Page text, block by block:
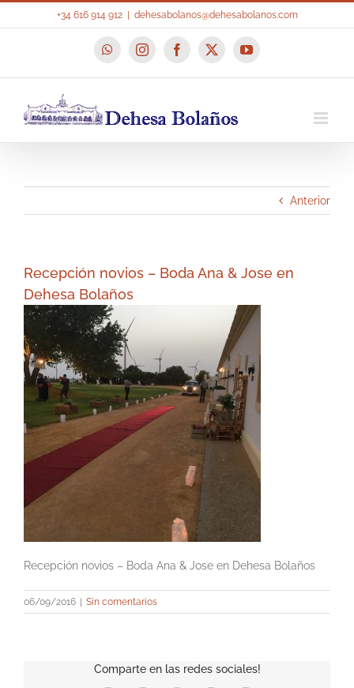
+34 616 914 912 dehesabolanos@dehesabolanos.com
WhatsAppInstagramFacebook
X YouTube
Anterior
Recepción novios – Boda Ana & Jose en
Dehesa Bolaños
Recepción novios – Boda Ana & Jose en Dehesa Bolaños
06/09/2016 Sin comentarios
Comparte en las redes sociales!